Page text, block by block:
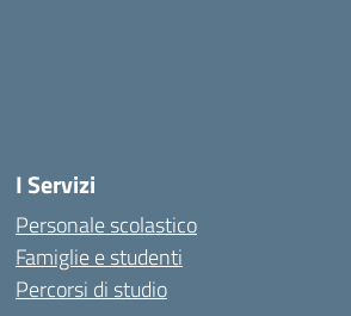
I Servizi
Personale scolastico
Famiglie e studenti
Percorsi di studio